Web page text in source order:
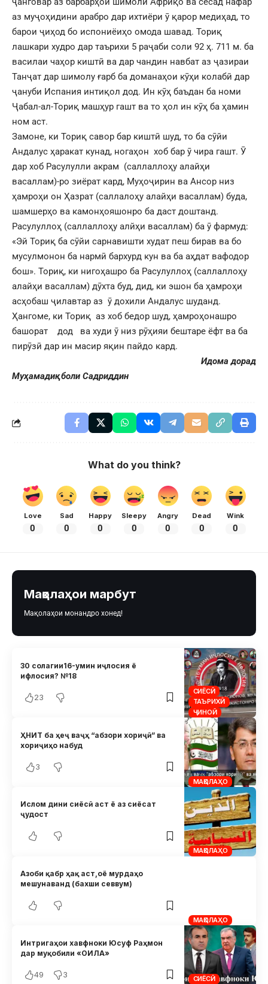
аз муҷоҳидини арабро дар ихтиёри ӯ қарор медиҳад, то
барои ҷиҳод бо испониёиҳо омода шавад. Ториқ
лашкари худро дар таърихи 5 раҷаби соли 92 ҳ. 711 м. ба
василаи чаҳор киштӣ ва дар чандин навбат аз ҷазираи
Танҷат дар шимолу ғарб ба доманаҳои кӯҳи колабӣ дар
ҷануби Испания интиқол дод. Ин кӯҳ баъдан ба номи
Ҷабал-ал-Ториқ машҳур гашт ва то ҳол ин кӯҳ ба ҳамин
ном аст.
Замоне, ки Ториқ савор бар киштӣ шуд, то ба сӯйи
Андалус ҳаракат кунад, ногаҳон хоб бар ӯ чира гашт. Ӯ
дар хоб Расулулли акрам (саллаллоҳу алайҳи
васаллам)-ро зиёрат кард, Муҳоҷирин ва Ансор низ
ҳамроҳи он Ҳазрат (саллалоҳу алайҳи васаллам) буда,
шамшерҳо ва камонҳояшонро ба даст доштанд.
Расулуллоҳ (саллаллоҳу алйҳи васаллам) ба ӯ фармуд:
«Эй Ториқ ба сӯйи сарнавишти худат пеш бирав ва бо
мусулмонон ба нармӣ бархурд кун ва ба аҳдат вафодор
бош». Ториқ, ки нигоҳашро ба Расулуллоҳ (саллаллоҳу
алайҳи васаллам) дӯхта буд, дид, ки эшон ба ҳамроҳи
асҳобаш ҷилавтар аз ӯ дохили Андалус шуданд.
Ҳангоме, ки Ториқ аз хоб бедор шуд, ҳамроҳонашро
башорат дод ва худи ӯ низ рӯҳияи бештаре ёфт ва ба
пирӯзӣ дар ин масир яқин пайдо кард.
Идома дорад
Муҳамадиқболи Садриддин
What do you think?
Love
0
Sad
0
Happy
0
Sleepy
0
Angry
0
Dead
0
Wink
0
Мақолаҳои марбут
Мақолаҳои монандро хонед!
СИЁСӢ
ТАЪРИХӢ
ҶИНОӢ
30 солагии16-умин иҷлосия ё
ифлосия? №18
23
МАҚОЛАҲО
ҲНИТ ба ҳеҷ ваҷҳ “абзори хориҷӣ” ва
хориҷиҳо набуд
3
МАҚОЛАҲО
Ислом дини сиёсӣ аст ё аз сиёсат
ҷудост
МАҚОЛАҲО
Азоби қабр ҳақ аст,оё мурдаҳо
мешунаванд (бахши севвум)
СИЁСӢ
Интригаҳои хавфноки Юсуф Раҳмон
дар муқобили «ОИЛА»
49 3